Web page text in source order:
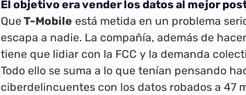
El objetivo era vender los datos al mejor
QueT-Mobile está metida en un problema
escapa a nadie. La compañía, además de
tiene que lidiar con la FCC y la demanda
Todo ello se suma a lo que tenían pensando
ciberdelincuentes con los datos robados a 47